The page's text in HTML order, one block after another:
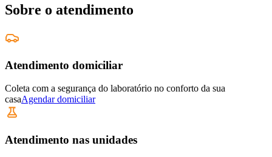
Sobre o atendimento
Atendimento domiciliar
Coleta com a segurança do laboratório no conforto da sua
casaAgendar domiciliar
Atendimento nas unidades